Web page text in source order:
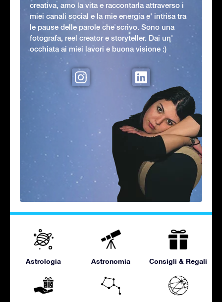
creativa, amo la vita e raccontarla attraverso i
miei canali social e la mie energia e' intrisa tra
le pause delle parole che scrivo. Sono una
fotografa, reel creator e storyteller. Dai un'
occhiata ai miei lavori e buona visione :)
Astrologia Astronomia Consigli & Regali